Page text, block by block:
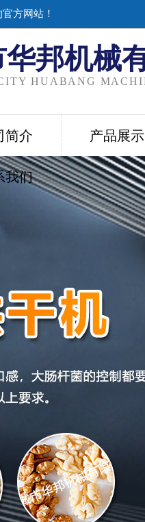
方网站！
邦机械
HUABANG
简介 产品展示
我们